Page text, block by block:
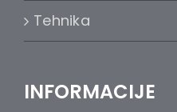
Tehnika
INFORMACIJE